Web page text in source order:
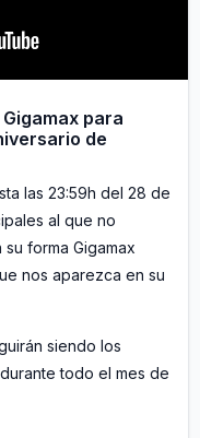
para
de
las 23:59h del 28 de
al que no
forma Gigamax
nos aparezca en su
siendo los
todo el mes de